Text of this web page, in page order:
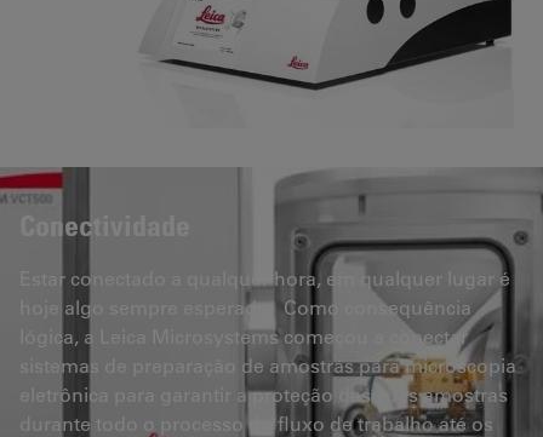
Conectividade
Estar conectado a qualquer hora, em qualquer lugar é
hoje algo sempre esperado. Como consequência
lógica, a Leica Microsystems começou a conectar
sistemas de preparação de amostras para microscopia
eletrônica para garantir a proteção das suas amostras
durante todo o processo do fluxo de trabalho até os